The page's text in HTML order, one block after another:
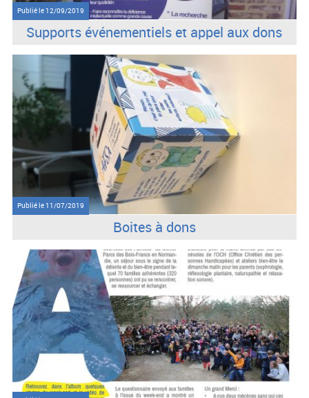
Publié le 12/09/2019
Supports événementiels et appel aux dons
Publié le 11/07/2019
Boites à dons